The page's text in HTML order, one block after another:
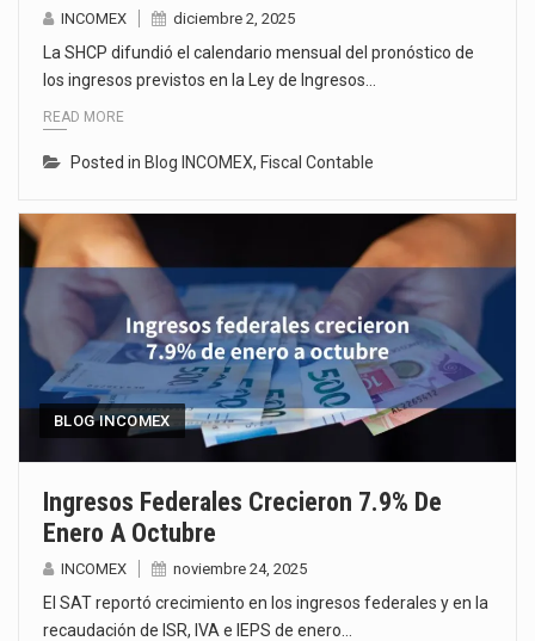
INCOMEX diciembre 2, 2025
La SHCP difundió el calendario mensual del pronóstico de
los ingresos previstos en la Ley de Ingresos…
READ MORE
Posted in Blog INCOMEX, Fiscal Contable
BLOG INCOMEX
Ingresos Federales Crecieron 7.9% De
Enero A Octubre
INCOMEX noviembre 24, 2025
El SAT reportó crecimiento en los ingresos federales y en la
recaudación de ISR, IVA e IEPS de enero…